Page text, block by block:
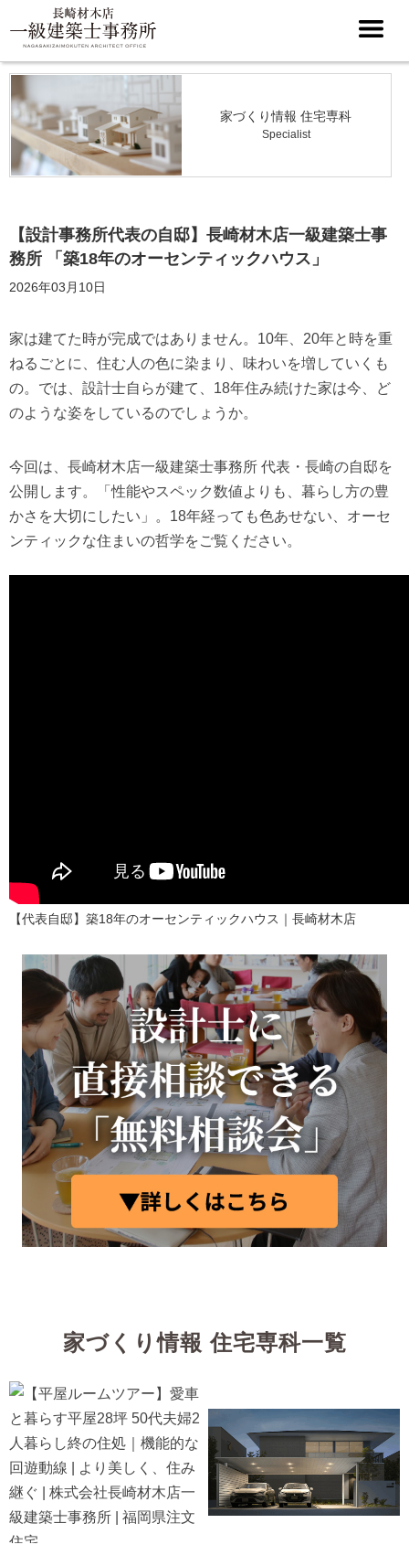
家づくり情報 住宅専科
Specialist
【設計事務所代表の自邸】長崎材木店一級建築士事
務所 「築18年のオーセンティックハウス」
2026年03月10日
家は建てた時が完成ではありません。10年、20年と時を重
ねるごとに、住む人の色に染まり、味わいを増していくも
の。では、設計士自らが建て、18年住み続けた家は今、ど
のような姿をしているのでしょうか。
今回は、長崎材木店一級建築士事務所 代表・長崎の自邸を
公開します。「性能やスペック数値よりも、暮らし方の豊
かさを大切にしたい」。18年経っても色あせない、オーセ
ンティックな住まいの哲学をご覧ください。
【代表自邸】築18年のオーセンティックハウス｜長崎材木店
家づくり情報 住宅専科一覧